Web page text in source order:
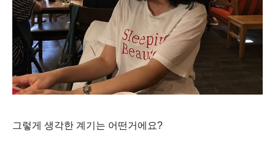
그렇게 생각한 계기는 어떤거에요?